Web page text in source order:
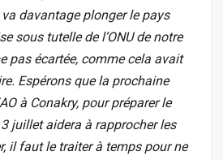
davantage plonger le pays
sous tutelle de l’ONU de notre
pas écartée, comme cela avait
Espérons que la prochaine
à Conakry, pour préparer le
juillet aidera à rapprocher les
il faut le traiter à temps pour ne